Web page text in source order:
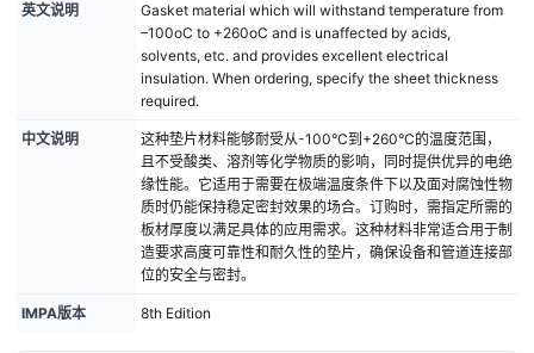
英文说明
Gasket material which will withstand temperature from
–100oC to +260oC and is unaffected by acids,
solvents, etc. and provides excellent electrical
insulation. When ordering, specify the sheet thickness
required.
中文说明
这种垫片材料能够耐受从-100°C到+260°C的温度范围，
且不受酸类、溶剂等化学物质的影响，同时提供优异的电绝
缘性能。它适用于需要在极端温度条件下以及面对腐蚀性物
质时仍能保持稳定密封效果的场合。订购时，需指定所需的
板材厚度以满足具体的应用需求。这种材料非常适合用于制
造要求高度可靠性和耐久性的垫片，确保设备和管道连接部
位的安全与密封。
IMPA版本 8th Edition